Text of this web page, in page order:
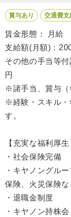
賞与あり 交通費支
賃金形態： 月給
支給額(月額)：
その他の手当等
円
※諸手当、賞与（
※経験・スキル・
す。
【充実な福利厚生
・社会保険完備
・キヤノングル
保険、火災保険な
・退職金制度
・キヤノン持株会